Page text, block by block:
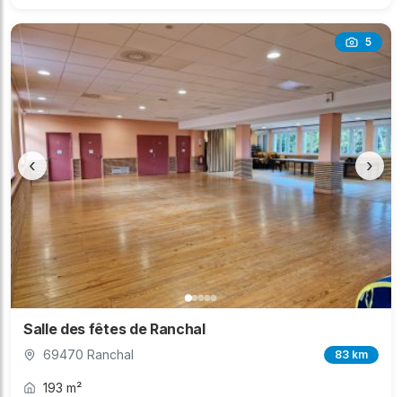
5
‹ ›
Salle des fêtes de Ranchal
69470 Ranchal 83 km
193 m²